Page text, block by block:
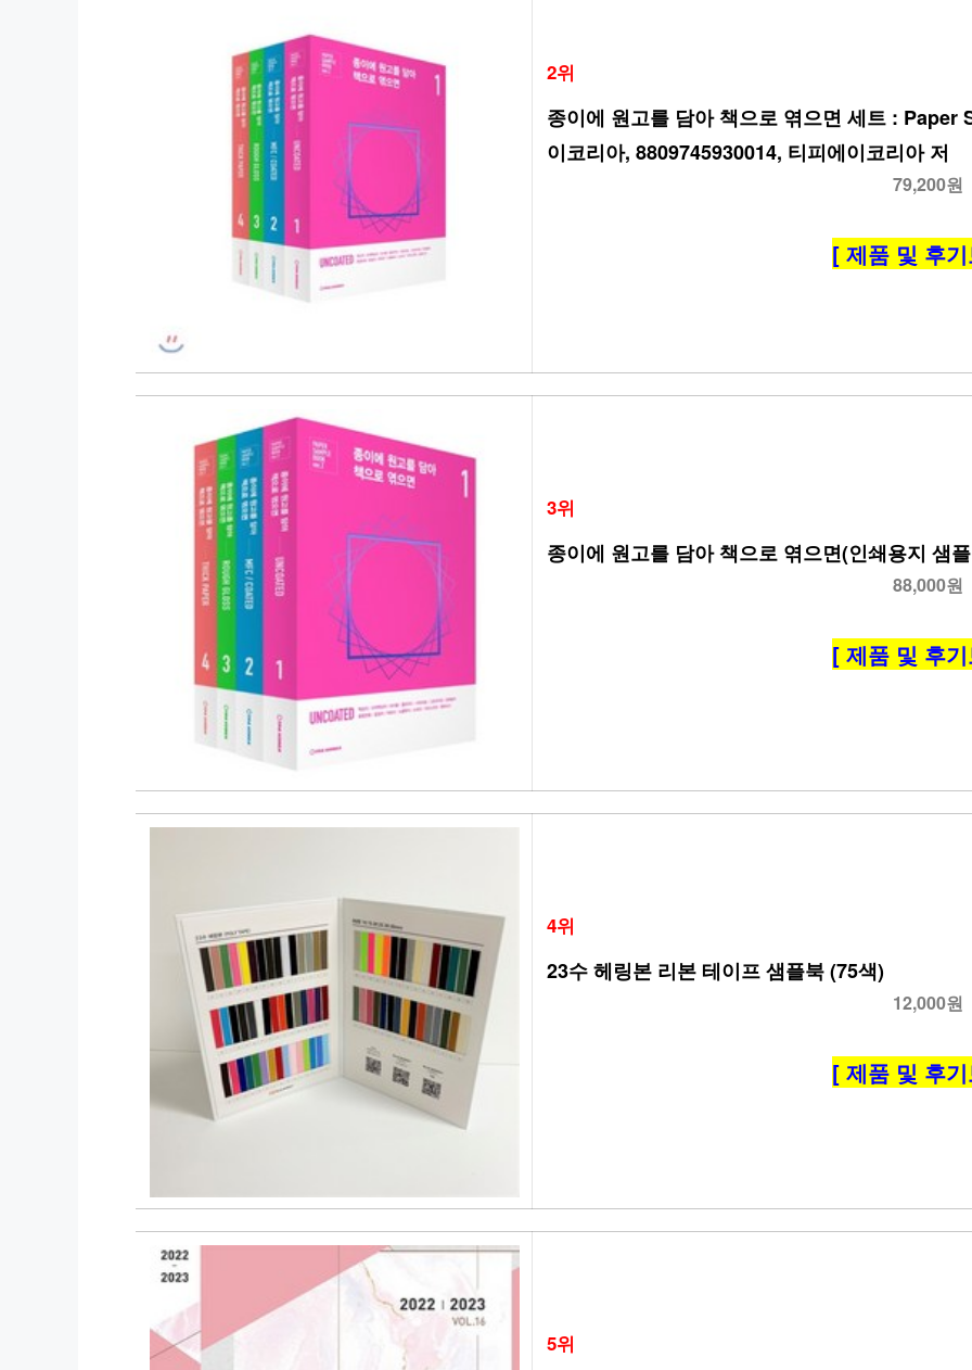
2위
종이에 원고를 담아 책으로 엮으면 세트 :
이코리아, 8809745930014, 티피에이코리아 저
79,200원
[ 제품 및 후
3위
종이에 원고를 담아 책으로 엮으면(인쇄용지 샘
88,000원
[ 제품 및 후
4위
23수 헤링본 리본 테이프 샘플북 (75색)
12,000원
[ 제품 및 후
5위